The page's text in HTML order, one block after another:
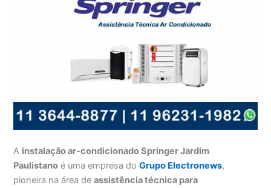
A instalação ar-condicionado Springer Jardim
Paulistano é uma empresa doGrupo Electronews,
pioneira na área deassistência técnica para